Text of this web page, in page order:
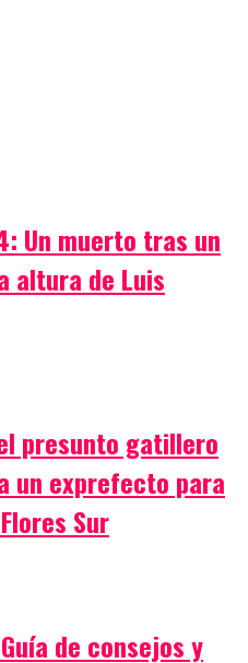
Un muerto tras un
altura de Luis
presunto gatillero
un exprefecto para
Sur
de consejos y